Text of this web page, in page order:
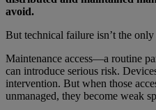
avoid.
But technical failure isn’t the only
Maintenance access—a routine
can introduce serious risk.
intervention. But when those
unmanaged, they become weak